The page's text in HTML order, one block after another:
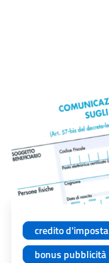
credito d'imposta
bonus pubblicità